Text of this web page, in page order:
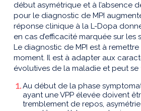
début asymétrique et à l’absence
pour le diagnostic de MPI
réponse clinique à la L-Dopa
en cas d’efficacité marquée sur les
Le diagnostic de MPI est à
moment. Il est à adapter aux
évolutives de la maladie et peut se
Au début de la phase
ayant une VPP élevée doivent
tremblement de repos,